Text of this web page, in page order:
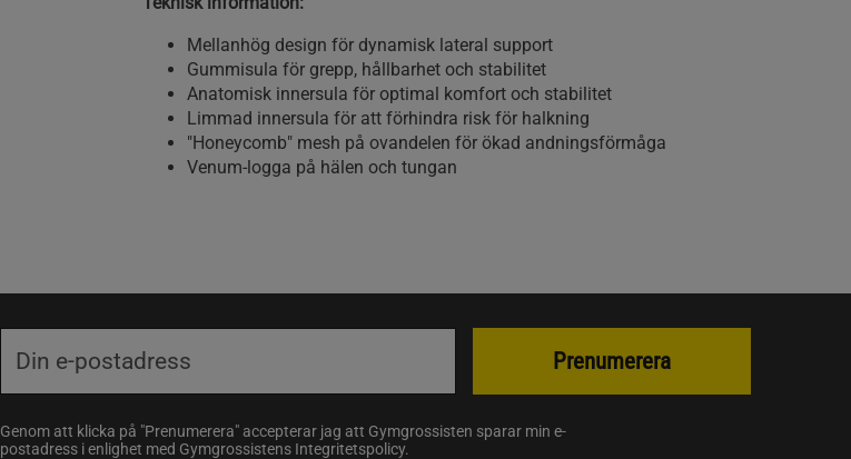
Mellanhög design för dynamisk lateral support
Gummisula för grepp, hållbarhet och stabilitet
Anatomisk innersula för optimal komfort och stabilitet
Limmad innersula för att förhindra risk för halkning
"Honeycomb" mesh på ovandelen för ökad andningsförmåga
Venum-logga på hälen och tungan
Genom att klicka på "Prenumerera" accepterar jag att Gymgrossisten sparar min e-
postadress i enlighet med Gymgrossistens Integritetspolicy.
Prenumerera